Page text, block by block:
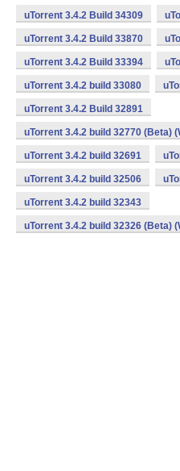
uTorrent 3.4.2 Build 34309
uTorrent 3.4.2 Build 33870
uTorrent 3.4.2 Build 33394
uTorrent 3.4.2 build 33080
uTorrent 3.4.2 Build 32891
uTorrent 3.4.2 build 32770 (Beta)
uTorrent 3.4.2 build 32691
uTorrent 3.4.2 build 32506
uTorrent 3.4.2 build 32343
uTorrent 3.4.2 build 32326 (Beta)